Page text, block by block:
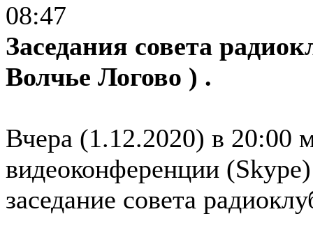
08:47
Заседания совета
Волчье Логово ) .
Вчера (1.12.2020) в 20:00
видеоконференции
заседание совета